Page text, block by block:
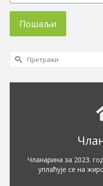
Пошаљи
Сеарцх
фор:
Чланарина за 2023.
уплаћује се на